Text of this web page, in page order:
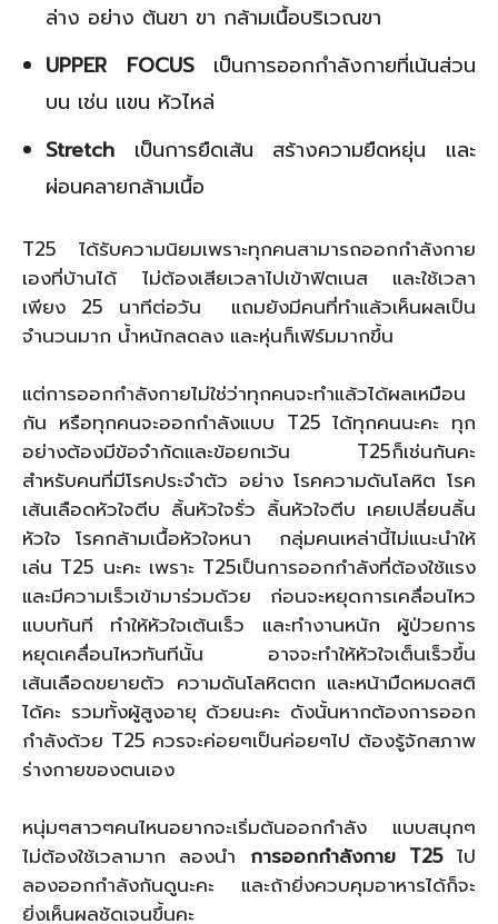
ล่าง อย่าง ต้นขา ขา กล้ามเนื้อบริเวณขา
UPPER FOCUSเป็นการออกกำลังกายที่เน้นส่วน
บน เช่น แขน หัวไหล่
Stretch เป็นการยืดเส้น สร้างความยืดหยุ่น และ
ผ่อนคลายกล้ามเนื้อ
T25 ได้รับความนิยมเพราะทุกคนสามารถออกกำลังกาย
เองที่บ้านได้ ไม่ต้องเสียเวลาไปเข้าฟิตเนส และใช้เวลา
เพียง 25 นาทีต่อวัน แถมยังมีคนที่ทำแล้วเห็นผลเป็น
จำนวนมาก น้ำหนักลดลง และหุ่นก็เฟิร์มมากขึ้น
แต่การออกกำลังกายไม่ใช่ว่าทุกคนจะทำแล้วได้ผลเหมือน
กัน หรือทุกคนจะออกกำลังแบบ T25 ได้ทุกคนนะคะ ทุก
อย่างต้องมีข้อจำกัดและข้อยกเว้น T25ก็เช่นกันคะ
สำหรับคนที่มีโรคประจำตัว อย่าง โรคความดันโลหิต โรค
เส้นเลือดหัวใจตีบ ลิ้นหัวใจรั่ว ลิ้นหัวใจตีบ เคยเปลี่ยนลิ้น
หัวใจ โรคกล้ามเนื้อหัวใจหนา กลุ่มคนเหล่านี้ไม่แนะนำให้
เล่น T25 นะคะ เพราะ T25เป็นการออกกำลังที่ต้องใช้แรง
และมีความเร็วเข้ามาร่วมด้วย ก่อนจะหยุดการเคลื่อนไหว
แบบทันที ทำให้หัวใจเต้นเร็ว และทำงานหนัก ผู้ป่วยการ
หยุดเคลื่อนไหวทันทีนั้น อาจจะทำให้หัวใจเต็นเร็วขึ้น
เส้นเลือดขยายตัว ความดันโลหิตตก และหน้ามืดหมดสติ
ได้คะ รวมทั้งผู้สูงอายุ ด้วยนะคะ ดังนั้นหากต้องการออก
กำลังด้วย T25 ควรจะค่อยๆเป็นค่อยๆไป ต้องรู้จักสภาพ
ร่างกายของตนเอง
หนุ่มๆสาวๆคนไหนอยากจะเริ่มต้นออกกำลัง แบบสนุกๆ
ไม่ต้องใช้เวลามาก ลองนำ การออกกำลังกาย T25ไป
ลองออกกำลังกันดูนะคะ และถ้ายิ่งควบคุมอาหารได้ก็จะ
ยิ่งเห็นผลชัดเจนขึ้นคะ